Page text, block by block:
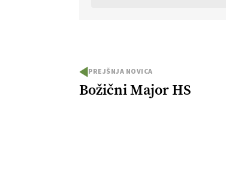
PREJŠNJA NOVICA
Božični Major HS